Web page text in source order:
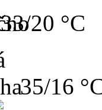
33/20 °C
35/16